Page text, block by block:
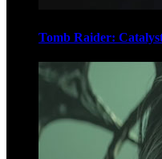
Tomb Raider: